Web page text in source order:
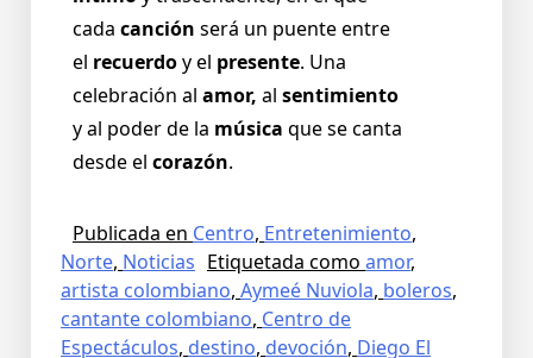
cada canción será un puente entre
el recuerdoy el presente. Una
celebración al amor, al sentimiento
y al poder de la música que se canta
desde el corazón.
Publicada en Centro, Entretenimiento,
Norte, Noticias Etiquetada como amor,
artista colombiano, Aymeé Nuviola, boleros,
cantante colombiano, Centro de
Espectáculos, destino, devoción, Diego El